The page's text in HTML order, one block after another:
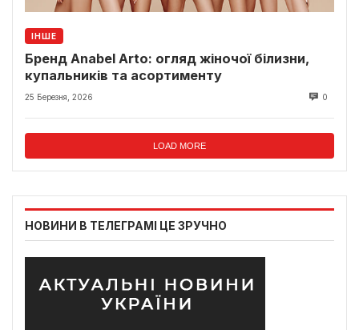
ІНШЕ
Бренд Anabel Arto: огляд жіночої білизни,
купальників та асортименту
25 Березня, 2026 0
LOAD MORE
НОВИНИ В ТЕЛЕГРАМІ ЦЕ ЗРУЧНО